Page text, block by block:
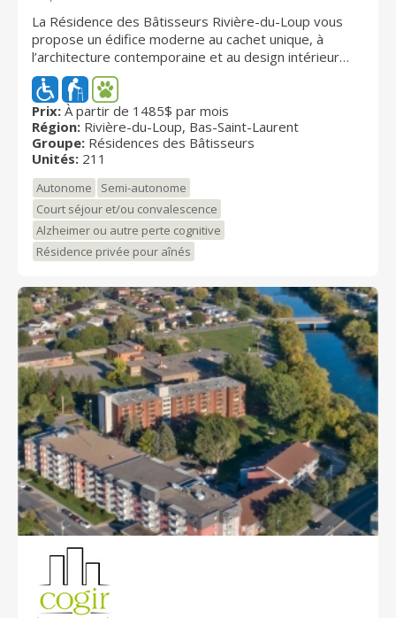
La Résidence des Bâtisseurs Rivière-du-Loup vous
propose un édifice moderne au cachet unique, à
l’architecture contemporaine et au design intérieur
haut de gamme. Elle comporte notamment un vaste
hall d’entrée, un salon d’accueil avec foyer électrique,
des espaces communs climatisés et des ascenseurs.
Les résidents bénéficient aussi d’une terrasse
extérieure aménagée et d’une vue imprenable sur le
Fleuve Saint-Laurent.
Prix: À partir de 1485$ par mois
Région: Rivière-du-Loup, Bas-Saint-Laurent
Groupe: Résidences des Bâtisseurs
Unités: 211
Autonome
Semi-autonome
Court séjour et/ou convalescence
Alzheimer ou autre perte cognitive
Résidence privée pour aînés